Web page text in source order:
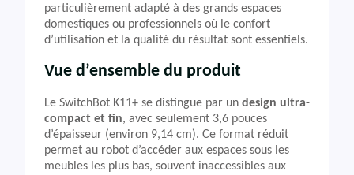
particulièrement adapté à des grands espaces
domestiques ou professionnels où le confort
d’utilisation et la qualité du résultat sont essentiels.
Vue d’ensemble du produit
Le SwitchBot K11+ se distingue par un design ultra-
compact et fin, avec seulement 3,6 pouces
d’épaisseur (environ 9,14 cm). Ce format réduit
permet au robot d’accéder aux espaces sous les
meubles les plus bas, souvent inaccessibles aux